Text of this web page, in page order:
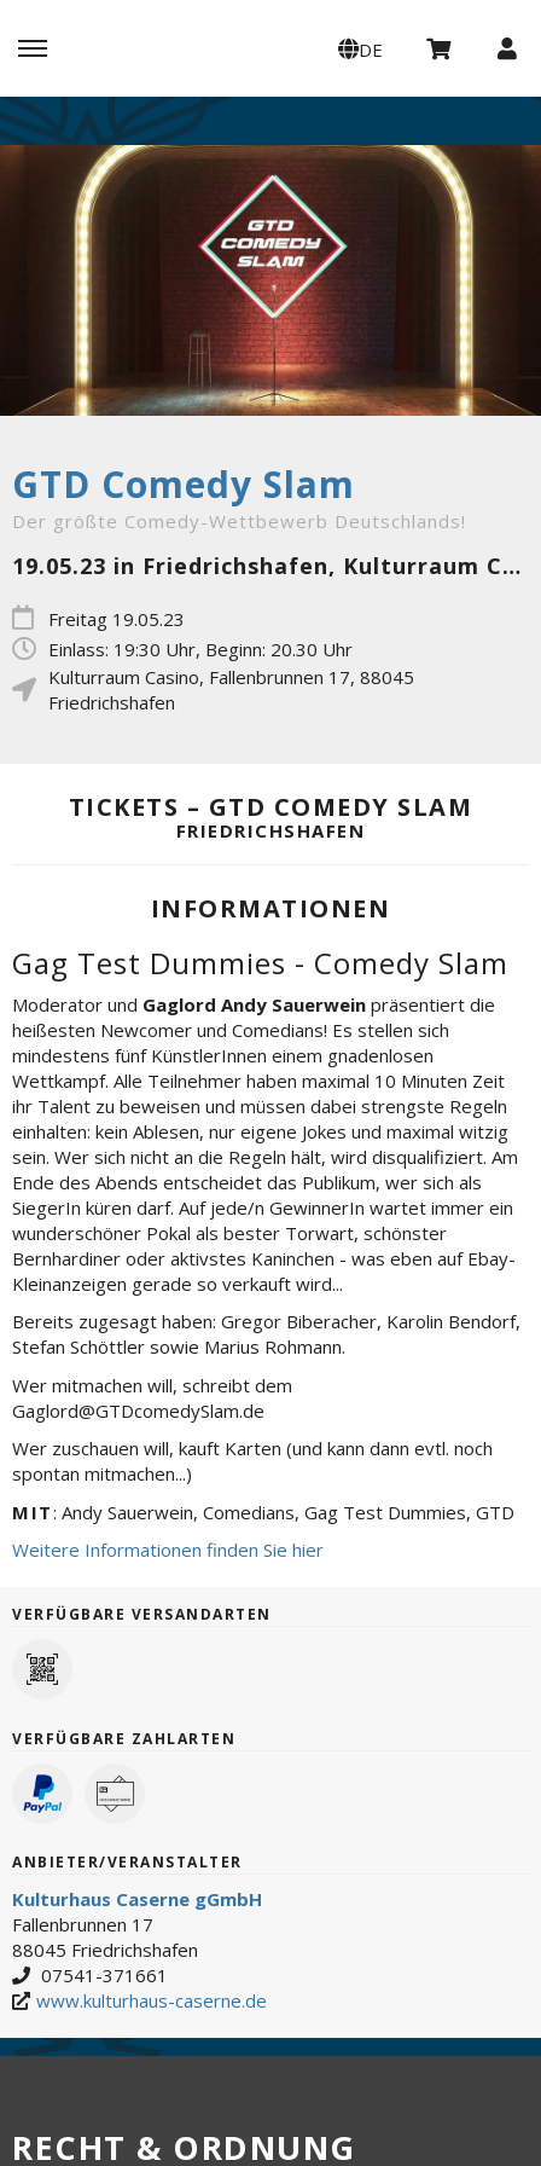
DE
GTD Comedy Slam
Der größte Comedy-Wettbewerb Deutschlands!
19.05.23 in Friedrichshafen, Kulturraum Casino
Freitag 19.05.23
Einlass: 19:30 Uhr, Beginn: 20.30 Uhr
Kulturraum Casino, Fallenbrunnen 17, 88045
Friedrichshafen
TICKETS – GTD COMEDY SLAM
FRIEDRICHSHAFEN
INFORMATIONEN
Gag Test Dummies - Comedy Slam
Moderator und Gaglord Andy Sauerwein präsentiert die
heißesten Newcomer und Comedians! Es stellen sich
mindestens fünf KünstlerInnen einem gnadenlosen
Wettkampf. Alle Teilnehmer haben maximal 10 Minuten Zeit
ihr Talent zu beweisen und müssen dabei strengste Regeln
einhalten: kein Ablesen, nur eigene Jokes und maximal witzig
sein. Wer sich nicht an die Regeln hält, wird disqualifiziert. Am
Ende des Abends entscheidet das Publikum, wer sich als
SiegerIn küren darf. Auf jede/n GewinnerIn wartet immer ein
wunderschöner Pokal als bester Torwart, schönster
Bernhardiner oder aktivstes Kaninchen - was eben auf Ebay-
Kleinanzeigen gerade so verkauft wird...
Bereits zugesagt haben: Gregor Biberacher, Karolin Bendorf,
Stefan Schöttler sowie Marius Rohmann.
Wer mitmachen will, schreibt dem
Gaglord@GTDcomedySlam.de
Wer zuschauen will, kauft Karten (und kann dann evtl. noch
spontan mitmachen...)
MIT: Andy Sauerwein, Comedians, Gag Test Dummies, GTD
Weitere Informationen finden Sie hier
VERFÜGBARE VERSANDARTEN
VERFÜGBARE ZAHLARTEN
ANBIETER/VERANSTALTER
Kulturhaus Caserne gGmbH
Fallenbrunnen 17
88045 Friedrichshafen
07541-371661
www.kulturhaus-caserne.de
RECHT & ORDNUNG